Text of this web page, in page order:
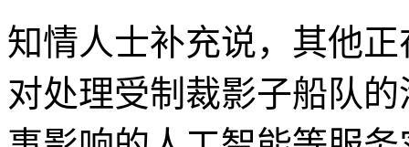
知情人士补充说，其他
对处理受制裁影子船队